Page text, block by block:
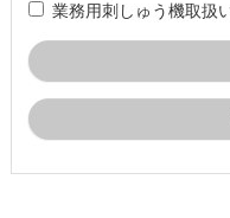
業務用刺しゅう機取扱